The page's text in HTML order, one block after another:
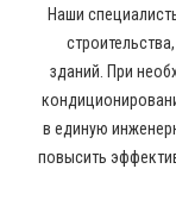
Наши
зданий. При
в единую
повысить